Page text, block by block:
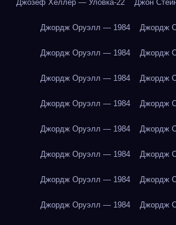
Джозеф Хеллер — Уловка-22 Джон
Джордж Оруэлл — 1984 Джордж
Джордж Оруэлл — 1984 Джордж
Джордж Оруэлл — 1984 Джордж
Джордж Оруэлл — 1984 Джордж
Джордж Оруэлл — 1984 Джордж
Джордж Оруэлл — 1984 Джордж
Джордж Оруэлл — 1984 Джордж
Джордж Оруэлл — 1984 Джордж